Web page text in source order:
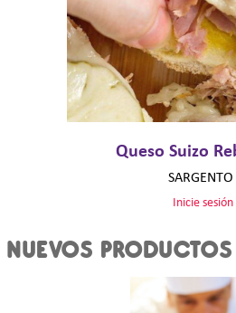
Queso Suizo
SARGENTO
Inicie sesión
NUEVOS